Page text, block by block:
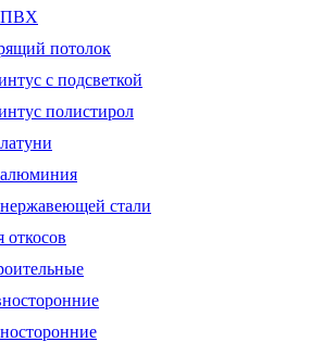
ПВХ
потолок
с подсветкой
полистирол
стали
откосов